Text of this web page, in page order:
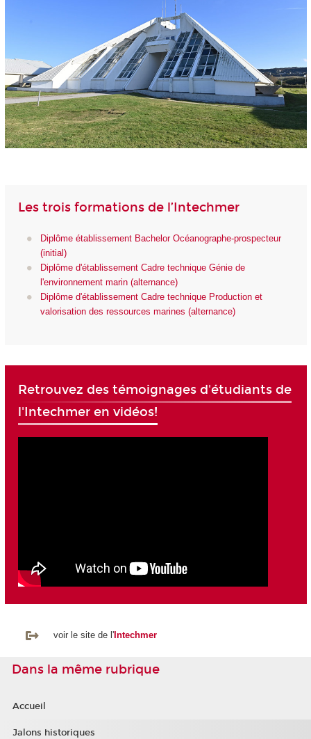
Les trois formations de l’Intechmer
Diplôme établissement Bachelor Océanographe-prospecteur
(initial)
Diplôme d'établissement Cadre technique Génie de
l'environnement marin (alternance)
Diplôme d'établissement Cadre technique Production et
valorisation des ressources marines (alternance)
Retrouvez des témoignages d'étudiants de
l'Intechmer en vidéos!
voir le site de l' Intechmer
Dans la même rubrique
Accueil
Jalons historiques